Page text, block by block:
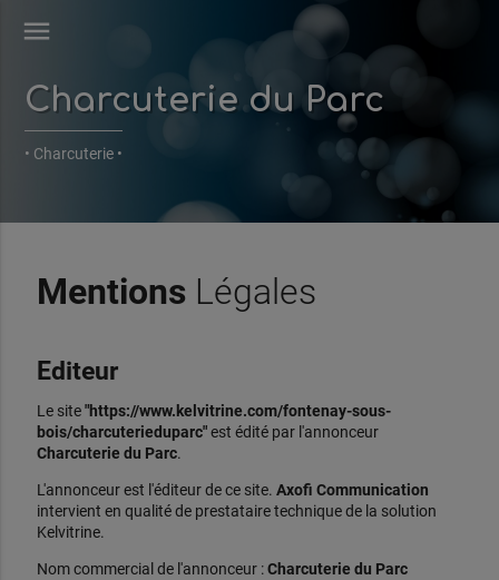
menu
Charcuterie du Parc
• Charcuterie •
MentionsLégales
Editeur
Le site"https://www.kelvitrine.com/fontenay-sous-
bois/charcuterieduparc"est édité par l'annonceur
Charcuterie du Parc.
L'annonceur est l'éditeur de ce site. Axofi Communication
intervient en qualité de prestataire technique de la solution
Kelvitrine.
Nom commercial de l'annonceur :Charcuterie du Parc